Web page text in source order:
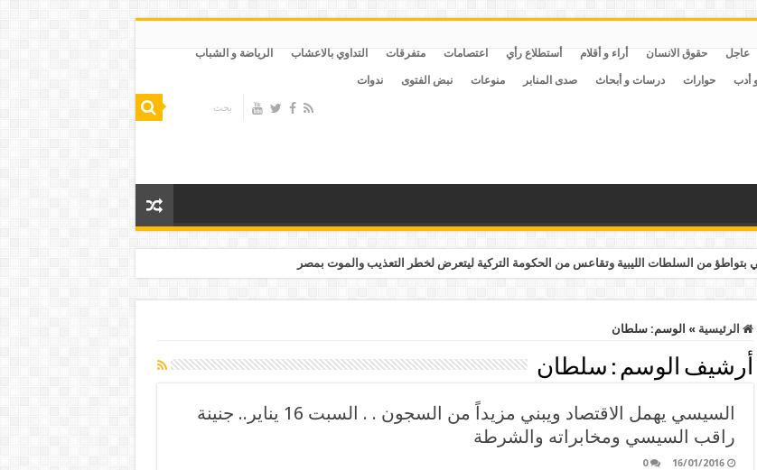
عاجل حقوق الانسان أراء و أقلام أستطلاع رأي اعتصامات متفرقات التداوي بالاعشاب الرياضة و الشباب
أدب حوارات درسات و أبحاث صدى المنابر منوعات نبض الفتوى ندوات
من السلطات الليبية وتقاعس من الحكومة التركية ليتعرض لخطر التعذيب والموت بمصر
الرئيسية » الوسم:سلطان
أرشيف الوسم : سلطان
السيسي يهمل الاقتصاد ويبني مزيداً من السجون . . السبت 16 يناير.. جنينة
راقب السيسي ومخابراته والشرطة
16/01/2016
0